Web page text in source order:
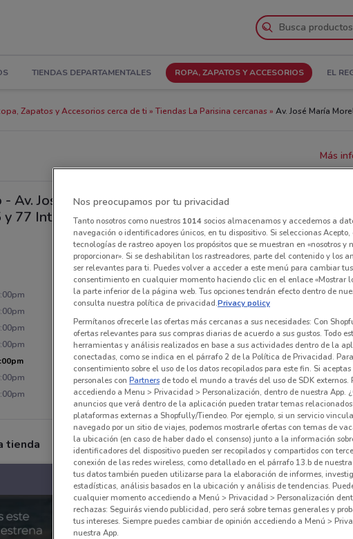
TIENDAS DEPARTAMENTALES ROPA, ZAPATOS Y ACCESORIOS EL
Zapatos y Accesorios cerca de ti Tiendas La Parisina cercanas Av. José María
Más
Av. José
77 Int. A
tienda
Nos preocupamos por tu privacidad
Tanto nosotros como nuestros 1014socios almacenamos y accedemos a
navegación o identificadores únicos, en tu dispositivo. Si seleccionas
tecnologías de rastreo apoyen los propósitos que se muestran en «nosotros y
proporcionar». Si se deshabilitan los rastreadores, parte del contenido y los
ser relevantes para ti. Puedes volver a acceder a este menú para cambiar
consentimiento en cualquier momento haciendo clic en el enlace «Mostrar
la parte inferior de la página web. Tus opciones tendrán efecto dentro de
consulta nuestra política de privacidad.Privacy policy
Permítanos ofrecerle las ofertas más cercanas a sus necesidades: Con
ofertas relevantes para sus compras diarias de acuerdo a sus gustos. Todo
herramientas y análisis realizados en base a sus actividades dentro de la
conectadas, como se indica en el párrafo 2 de la Política de Privacidad.
consentimiento sobre el uso de los datos recopilados para este fin. Si
personales con Partners de todo el mundo a través del uso de SDK
accediendo a Menu > Privacidad > Personalización, dentro de nuestra App.
anuncios que verá dentro de la aplicación pueden tratar temas
plataformas externas a Shopfully/Tiendeo. Por ejemplo, si un servicio
navegado por un sitio de viajes, podemos mostrarle ofertas con temas de
la ubicación (en caso de haber dado el consenso) junto a la información
identificadores del dispositivo pueden ser recopilados y compartidos con
conexión de las redes wireless, como detallado en el párrafo 13.b de
tus datos también pueden utilizarse para la elaboración de informes,
estadísticas, análisis basados en la ubicación y análisis de tendencias.
cualquier momento accediendo a Menú > Privacidad > Personalización
rechazas: Seguirás viendo publicidad, pero será sobre temas generales y
tus intereses. Siempre puedes cambiar de opinión accediendo a Menú >
nuestra App.